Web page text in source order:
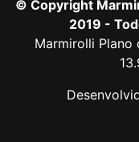
© Copyright
2019 -
Marmirolli Plano